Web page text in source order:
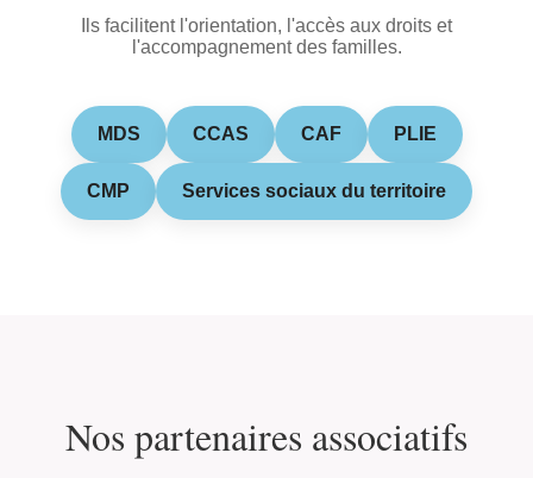
Ils facilitent l'orientation, l'accès aux droits et
l'accompagnement des familles.
MDS CCAS CAF PLIE
CMP Services sociaux du territoire
Nos partenaires associatifs